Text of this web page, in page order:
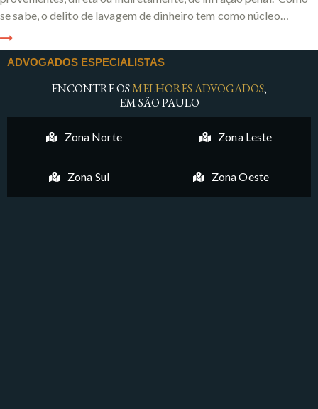
se sabe, o delito de lavagem de dinheiro tem como núcleo…
ADVOGADOS ESPECIALISTAS
ENCONTRE OSMELHORES ADVOGADOS,
EM SÃO PAULO
Zona Norte Zona Leste
Zona Sul Zona Oeste